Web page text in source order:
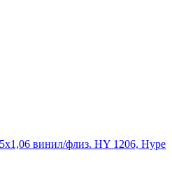
винил/флиз. HY 1206, Hype